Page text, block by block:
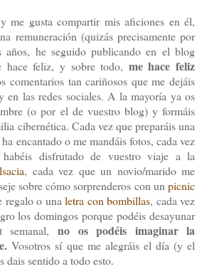
y me gusta compartir mis aficiones en él,
remuneración (quizás precisamente por
años, he seguido publicando en el blog
hace feliz, y sobre todo, me hace feliz
comentarios tan cariñosos que me dejáis
en las redes sociales. A la mayoría ya os
(o por el de vuestro blog) y formáis
cibernética. Cada vez que preparáis una
encantado o me mandáis fotos, cada vez
disfrutado de vuestro viaje a la
, cada vez que un novio/marido me
sobre cómo sorprenderos con unpicnic
regalo o unaletra con bombillas, cada vez
los domingos porque podéis desayunar
semanal, no os podéis imaginar la
Vosotros sí que me alegráis el día (y el
dais sentido a todo esto.